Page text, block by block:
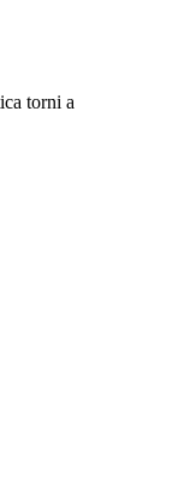
torni a